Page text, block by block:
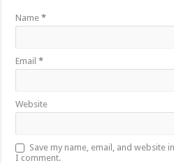
Name*
Email*
Website
Save my name, email, and website
I comment.